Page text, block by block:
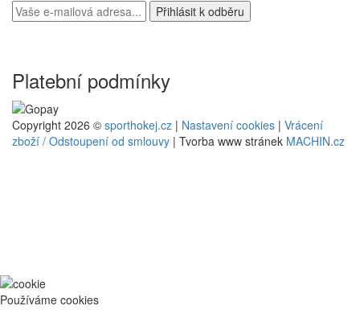
Platební podmínky
Copyright 2026 © sporthokej.cz | Nastavení cookies | Vrácení
zboží / Odstoupení od smlouvy | Tvorba www stránek MACHIN.cz
Používáme cookies